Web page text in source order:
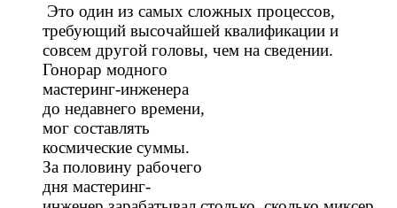
Это один из самых сложных процессов,
требующий высочайшей квалификации и
совсем другой головы, чем на сведении.
Гонорар модного
мастеринг-инженера
до недавнего времени,
мог составлять
космические суммы.
За половину рабочего
дня мастеринг-